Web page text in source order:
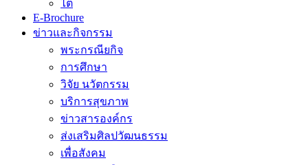
ไต
E-Brochure
ข่าวและกิจกรรม
พระกรณียกิจ
การศึกษา
วิจัย นวัตกรรม
บริการสุขภาพ
ข่าวสารองค์กร
ส่งเสริมศิลปวัฒนธรรม
เพื่อสังคม